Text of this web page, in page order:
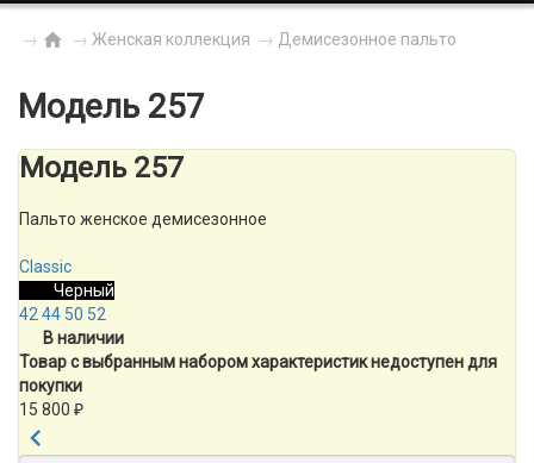
→ → Женская коллекция → Демисезонное пальто
Модель 257
Модель 257
Пальто женское демисезонное
Classic
Черный
42 44 50 52
В наличии
Товар с выбранным набором характеристик недоступен для
покупки
15 800 ₽